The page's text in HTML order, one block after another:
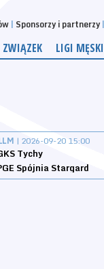
Sponsorzy i partnerzy
ZWIĄZEK LIGI
| 2026-09-20 15:00
Tychy
Spójnia Stargard